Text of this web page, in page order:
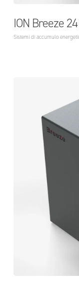
ION Breeze
Sistemi di accumulo